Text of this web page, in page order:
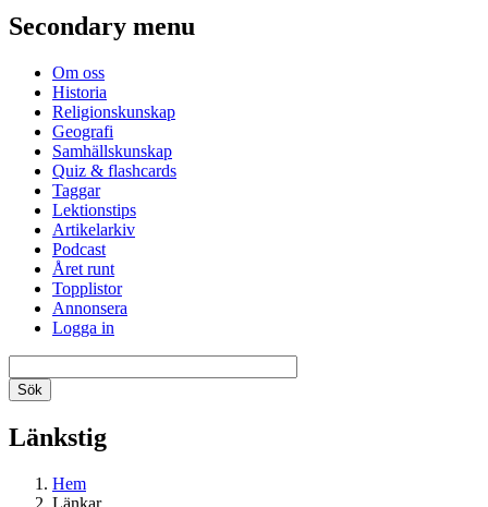
Secondary menu
Om oss
Historia
Religionskunskap
Geografi
Samhällskunskap
Quiz & flashcards
Taggar
Lektionstips
Artikelarkiv
Podcast
Året runt
Topplistor
Annonsera
Logga in
Länkstig
Hem
Länkar